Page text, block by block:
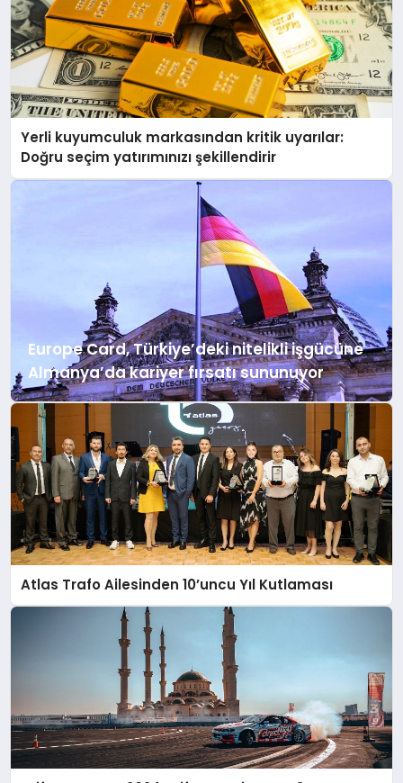
Yerli kuyumculuk markasından kritik uyarılar:
Doğru seçim yatırımınızı şekillendirir
Europe Card, Türkiye’deki nitelikli işgücüne
Almanya’da kariyer fırsatı sununuyor
Atlas Trafo Ailesinden 10’uncu Yıl Kutlaması